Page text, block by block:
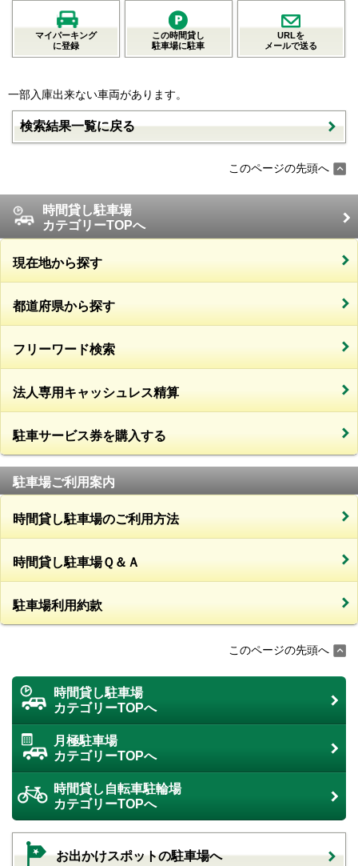
マイパーキング
に登録
この時間貸し
駐車場に駐車
URLを
メールで送る
一部入庫出来ない車両があります。
検索結果一覧に戻る
このページの先頭へ
時間貸し駐車場
カテゴリーTOPへ
現在地から探す
都道府県から探す
フリーワード検索
法人専用キャッシュレス精算
駐車サービス券を購入する
駐車場ご利用案内
時間貸し駐車場のご利用方法
時間貸し駐車場Ｑ＆Ａ
駐車場利用約款
このページの先頭へ
時間貸し駐車場
カテゴリーTOPへ
月極駐車場
カテゴリーTOPへ
時間貸し自転車駐輪場
カテゴリーTOPへ
お出かけスポットの駐車場へ